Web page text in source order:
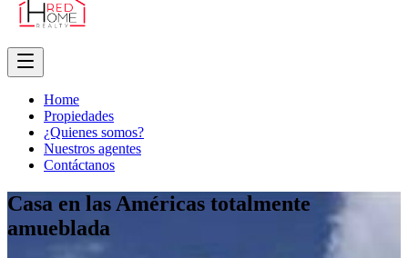
Home
Propiedades
¿Quienes somos?
Nuestros agentes
Contáctanos
Casa en las Américas totalmente
amueblada